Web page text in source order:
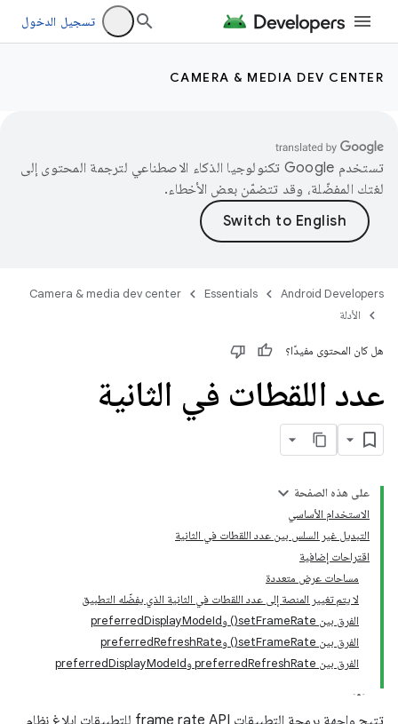
تسجيل الدخول
CAMERA & MEDIA DEV CENTER
تستخدم Google تكنولوجيا الذكاء الاصطناعي لترجمة المحتوى إلى
لغتك المفضّلة، وقد تتضمّن بعض الأخطاء.
Android Developers
Essentials
Camera & media dev center
الأدلة
هل كان المحتوى مفيدًا؟
عدد اللقطات في الثانية
على هذه الصفحة
الاستخدام الأساسي
التبديل غير السلس بين عدد اللقطات في الثانية
اقتراحات إضافية
مساحات عرض متعددة
لا يتم تغيير المنصة إلى عدد اللقطات في الثانية الذي يفضّله التطبيق
الفرق بين setFrameRate() وpreferredDisplayModeId
الفرق بين setFrameRate() وpreferredRefreshRate
الفرق بين preferredRefreshRate وpreferredDisplayModeId
تتيح واجهة برمجة التطبيقات frame rate API للتطبيقات إبلاغ نظام